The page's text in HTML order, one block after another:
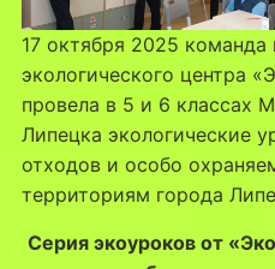
17 октября 2025 команда
экологического центра
провела в 5 и 6 классах
Липецка экологические
отходов и особо
территориям города
Серия экоуроков от